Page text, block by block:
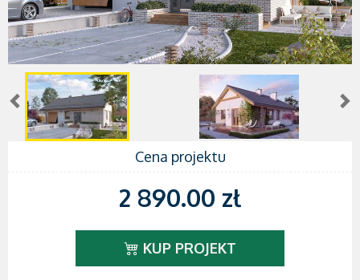
Cena projektu
2 890.00 zł
KUP PROJEKT